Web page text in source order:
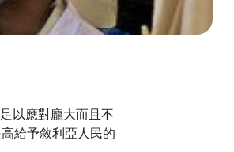
以應對龐大而且不
給予敘利亞人民的